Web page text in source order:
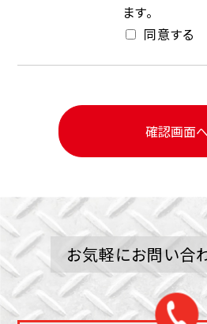
ます。
同意する
お気軽にお問い合